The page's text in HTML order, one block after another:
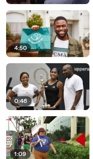
4:50
0:46
1:09